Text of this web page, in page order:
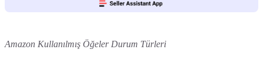
Amazon Kullanılmış Öğeler Durum Türleri